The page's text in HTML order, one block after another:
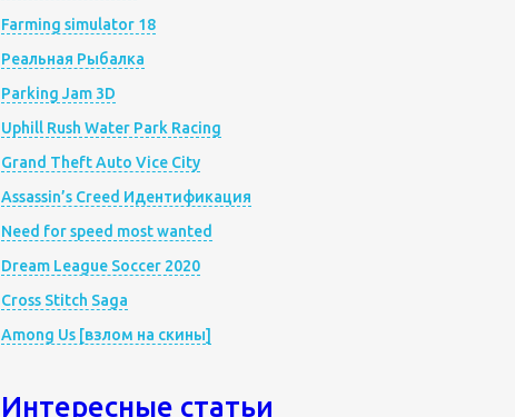
Farming simulator 18
Реальная Рыбалка
Parking Jam 3D
Uphill Rush Water Park Racing
Grand Theft Auto Vice City
Assassin’s Creed Идентификация
Need for speed most wanted
Dream League Soccer 2020
Cross Stitch Saga
Among Us [взлом на скины]
Интересные статьи